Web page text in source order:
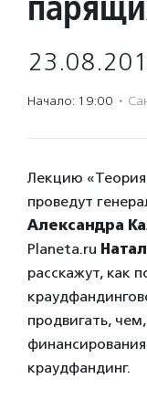
Начало: 19:00 ·
Лекцию «Теория
проведут
Александра
Planeta.ru
расскажут, как
продвигать,
краудфандинг.